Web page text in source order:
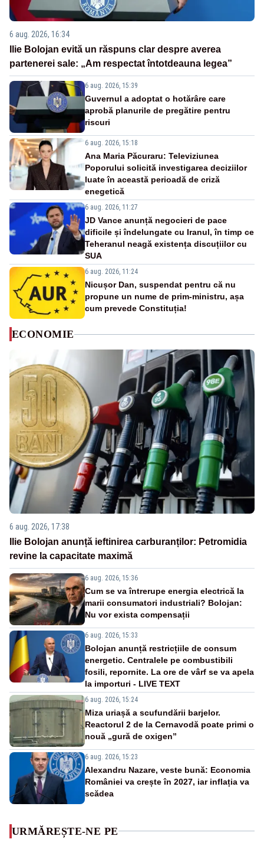
6 aug. 2026, 16:34
Ilie Bolojan evită un răspuns clar despre averea
partenerei sale: „Am respectat întotdeauna legea”
6 aug. 2026, 15:39
Guvernul a adoptat o hotărâre care
aprobă planurile de pregătire pentru
riscuri
6 aug. 2026, 15:18
Ana Maria Păcuraru: Televiziunea
Poporului solicită investigarea deciziilor
luate în această perioadă de criză
enegetică
6 aug. 2026, 11:27
JD Vance anunță negocieri de pace
dificile și îndelungate cu Iranul, în timp ce
Teheranul neagă existența discuțiilor cu
SUA
6 aug. 2026, 11:24
Nicușor Dan, suspendat pentru că nu
propune un nume de prim-ministru, așa
cum prevede Constituția!
ECONOMIE
6 aug. 2026, 17:38
Ilie Bolojan anunță ieftinirea carburanților: Petromidia
revine la capacitate maximă
6 aug. 2026, 15:36
Cum se va întrerupe energia electrică la
marii consumatori industriali? Bolojan:
Nu vor exista compensații
6 aug. 2026, 15:33
Bolojan anunță restricțiile de consum
energetic. Centralele pe combustibili
fosili, repornite. La ore de vârf se va apela
la importuri - LIVE TEXT
6 aug. 2026, 15:24
Miza uriașă a scufundării barjelor.
Reactorul 2 de la Cernavodă poate primi o
nouă „gură de oxigen”
6 aug. 2026, 15:23
Alexandru Nazare, veste bună: Economia
României va crește în 2027, iar inflația va
scădea
URMĂREȘTE-NE PE